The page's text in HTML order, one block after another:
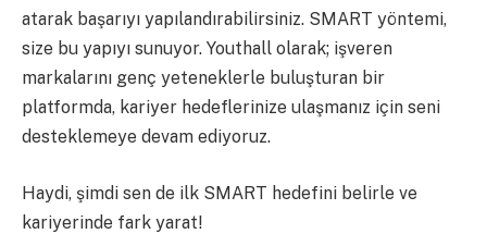
atarak başarıyı yapılandırabilirsiniz. SMART yöntemi,
size bu yapıyı sunuyor. Youthall olarak; işveren
markalarını genç yeteneklerle buluşturan bir
platformda, kariyer hedeflerinize ulaşmanız için seni
desteklemeye devam ediyoruz.
Haydi, şimdi sen de ilk SMART hedefini belirle ve
kariyerinde fark yarat!